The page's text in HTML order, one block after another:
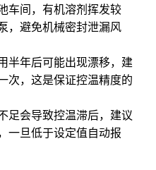
车间，有机溶剂挥发较
，避免机械密封泄漏风
半年后可能出现漂移，建
次，这是保证控温精度的
足会导致控温滞后，建议
一旦低于设定值自动报